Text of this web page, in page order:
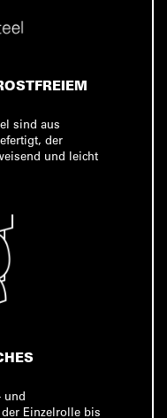
sind aus
der
und leicht
und
Einzelrolle bis